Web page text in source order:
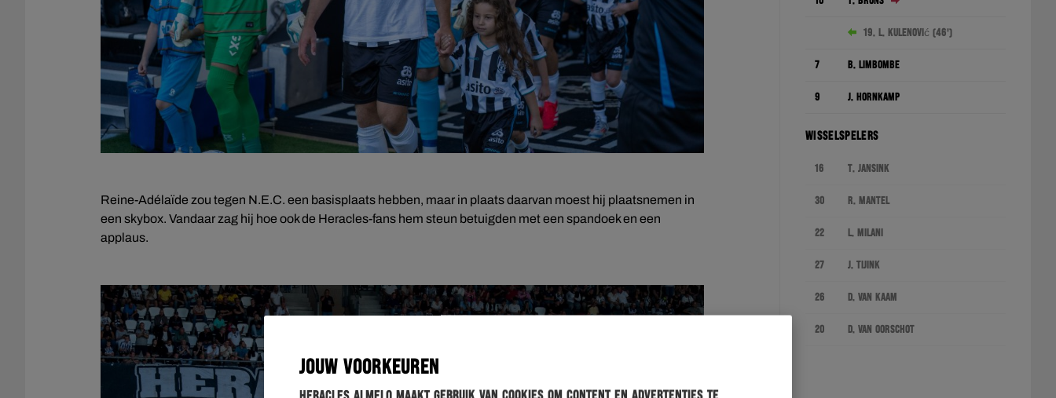
JOUW VOORKEUREN
Reine-Adélaïde zou tegen N.E.C. een basisplaats hebben, maar in plaats daarvan moest hij plaatsnemen in
een skybox. Vandaar zag hij hoe ook de Heracles-fans hem steun betuigden met een spandoek en een
applaus.
19. L. Kulenović (46')
7 B. Limbombe
9 J. Hornkamp
WISSELSPELERS
16 T. Jansink
30 R. Mantel
22 L. Milani
27 J. Tijink
26 D. van Kaam
20 D. van Oorschot